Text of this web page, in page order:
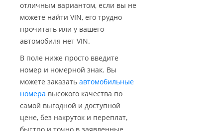
отличным вариантом, если вы не
можете найти VIN, его трудно
прочитать или у вашего
автомобиля нет VIN.
В поле ниже просто введите
номер и номерной знак. Вы
можете заказать автомобильные
номера высокого качества по
самой выгодной и доступной
цене, без накруток и переплат,